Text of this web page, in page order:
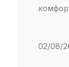
02/08/